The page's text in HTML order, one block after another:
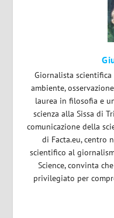
Giornalista scientifica
ambiente,
laurea in filosofia e
scienza alla Sissa di
comunicazione della
di Facta.eu, centro
scientifico al
Science, convinta
privilegiato per